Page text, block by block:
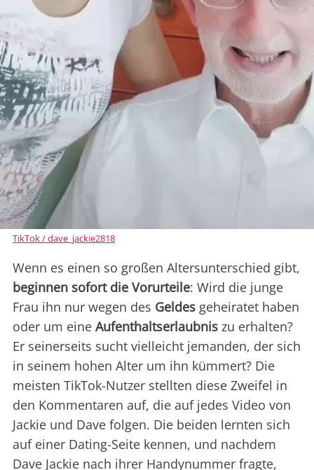
TikTok / dave_jackie2818
Wenn es einen so großen Altersunterschied gibt,
beginnen sofort die Vorurteile: Wird die junge
Frau ihn nur wegen des Geldes geheiratet haben
oder um eine Aufenthaltserlaubnis zu erhalten?
Er seinerseits sucht vielleicht jemanden, der sich
in seinem hohen Alter um ihn kümmert? Die
meisten TikTok-Nutzer stellten diese Zweifel in
den Kommentaren auf, die auf jedes Video von
Jackie und Dave folgen. Die beiden lernten sich
auf einer Dating-Seite kennen, und nachdem
Dave Jackie nach ihrer Handynummer fragte,